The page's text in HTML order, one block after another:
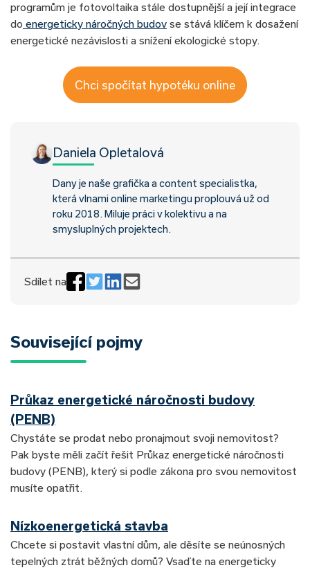
programům je fotovoltaika stále dostupnější a její integrace
do energeticky náročných budov se stává klíčem k dosažení
energetické nezávislosti a snížení ekologické stopy.
Chci spočítat hypotéku online
Daniela Opletalová
Dany je naše grafička a content specialistka,
která vlnami online marketingu proplouvá už od
roku 2018. Miluje práci v kolektivu a na
smysluplných projektech.
Sdílet na
Související pojmy
Průkaz energetické náročnosti budovy
(PENB)
Chystáte se prodat nebo pronajmout svoji nemovitost?
Pak byste měli začít řešit Průkaz energetické náročnosti
budovy (PENB), který si podle zákona pro svou nemovitost
musíte opatřit.
Nízkoenergetická stavba
Chcete si postavit vlastní dům, ale děsíte se neúnosných
tepelných ztrát běžných domů? Vsaďte na energeticky